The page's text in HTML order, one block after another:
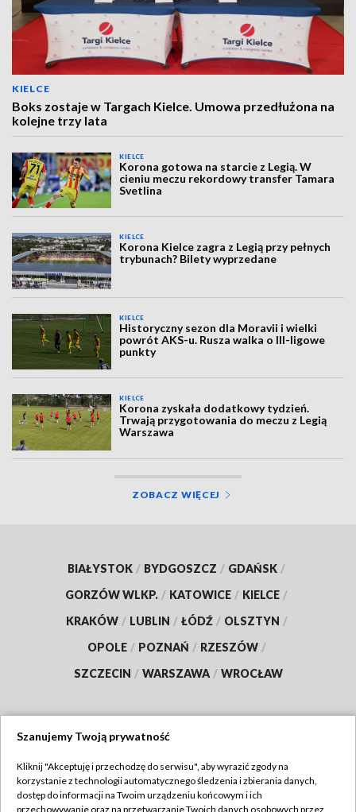
KIELCE
Boks zostaje w Targach Kielce. Umowa przedłużona na
kolejne trzy lata
KIELCE
Korona gotowa na starcie z Legią. W
cieniu meczu rekordowy transfer Tamara
Svetlina
KIELCE
Korona Kielce zagra z Legią przy pełnych
trybunach? Bilety wyprzedane
KIELCE
Historyczny sezon dla Moravii i wielki
powrót AKS-u. Rusza walka o III-ligowe
punkty
KIELCE
Korona zyskała dodatkowy tydzień.
Trwają przygotowania do meczu z Legią
Warszawa
ZOBACZ WIĘCEJ
BIAŁYSTOK / BYDGOSZCZ / GDAŃSK /
GORZÓW WLKP. / KATOWICE / KIELCE /
KRAKÓW / LUBLIN / ŁÓDŹ / OLSZTYN /
OPOLE / POZNAŃ / RZESZÓW /
SZCZECIN / WARSZAWA / WROCŁAW
TVP
Szanujemy Twoją prywatność
Kliknij "Akceptuję i przechodzę do serwisu", aby wyrazić zgody na
korzystanie z technologii automatycznego śledzenia i zbierania danych,
dostęp do informacji na Twoim urządzeniu końcowym i ich
przechowywanie oraz na przetwarzanie Twoich danych osobowych przez